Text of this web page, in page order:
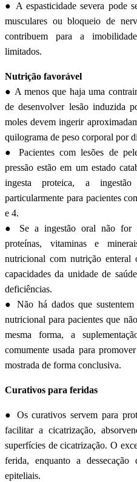
● A espasticidade severa pode
musculares ou bloqueio de
contribuem para a
limitados.
Nutrição favorável
● A menos que haja uma
de desenvolver lesão induzida
moles devem ingerir
quilograma de peso corporal por
● Pacientes com lesões de
pressão estão em um estado
ingesta proteica, a
particularmente para pacientes
e 4.
● Se a ingestão oral não for
proteínas, vitaminas e
nutricional com nutrição enteral
capacidades da unidade de
deficiências.
● Não há dados que sustentem
nutricional para pacientes que
mesma forma, a
comumente usada para
mostrada de forma conclusiva.
Curativos para feridas
● Os curativos servem para
facilitar a cicatrização,
superfícies de cicatrização. O
ferida, enquanto a
epiteliais.